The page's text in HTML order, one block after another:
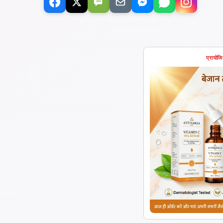
SMS